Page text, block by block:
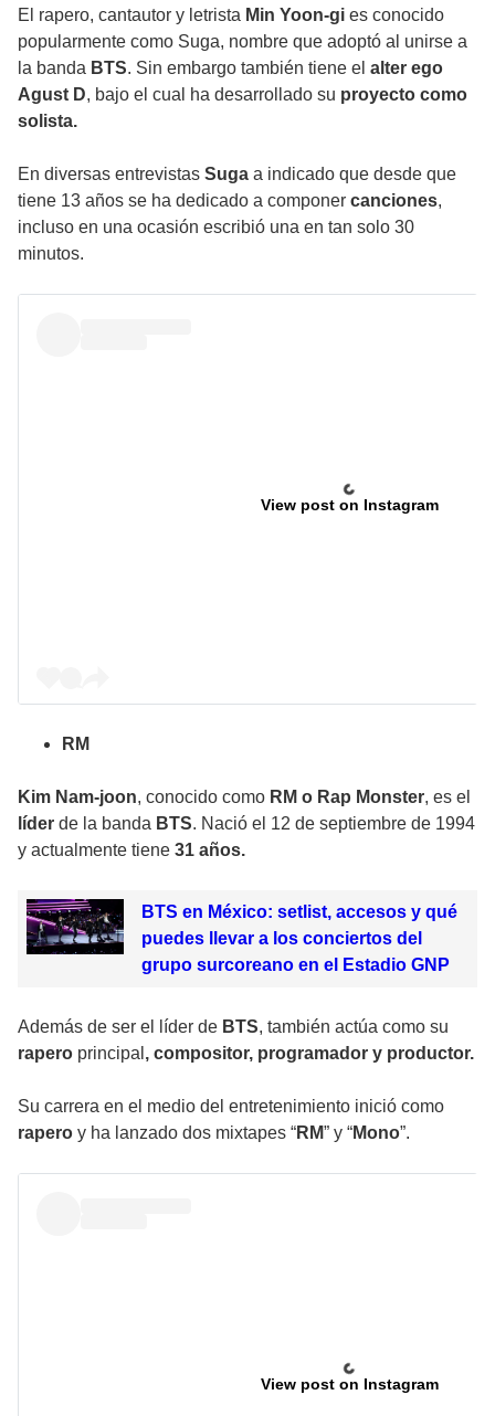
El rapero, cantautor y letrista Min Yoon-gi es conocido
popularmente como Suga, nombre que adoptó al unirse a
la banda BTS. Sin embargo también tiene el alter ego
Agust D, bajo el cual ha desarrollado su proyecto como
solista.
En diversas entrevistas Suga a indicado que desde que
tiene 13 años se ha dedicado a componer canciones,
incluso en una ocasión escribió una en tan solo 30
minutos.
View post on Instagram
RM
Kim Nam-joon, conocido como RM o Rap Monster, es el
líder de la banda BTS. Nació el 12 de septiembre de 1994
y actualmente tiene 31 años.
BTS en México: setlist, accesos y qué
puedes llevar a los conciertos del
grupo surcoreano en el Estadio GNP
Además de ser el líder de BTS, también actúa como su
rapero principal , compositor, programador y productor.
Su carrera en el medio del entretenimiento inició como
rapero y ha lanzado dos mixtapes “RM” y “Mono”.
View post on Instagram